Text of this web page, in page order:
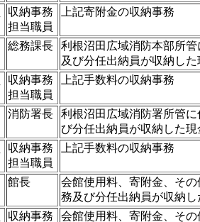
収納事務
担当職員
上記寄附金の収納事務
総務課長
利根沼田広域消防本部所
及び分任出納員が収納し
収納事務
担当職員
上記手数料の収納事務
消防署長
利根沼田広域消防署所管
び分任出納員が収納した
収納事務
担当職員
上記手数料の収納事務
館長
会館使用料、寄附金、そ
務及び分任出納員が収納
収納事務 会館使用料、寄附金、そ